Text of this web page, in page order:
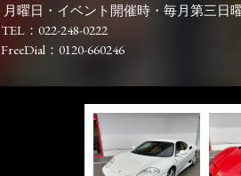
月曜日・イベント開催時・毎月第三日
TEL：022-248-0222
FreeDial：0120-660246